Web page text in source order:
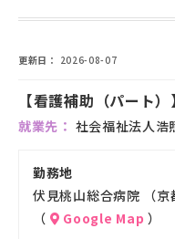
更新日 2026-08-07
【看護補助（パート
就業先 社会福祉法人浩
勤務地
伏見桃山総合病院 （京
（ Google Map ）